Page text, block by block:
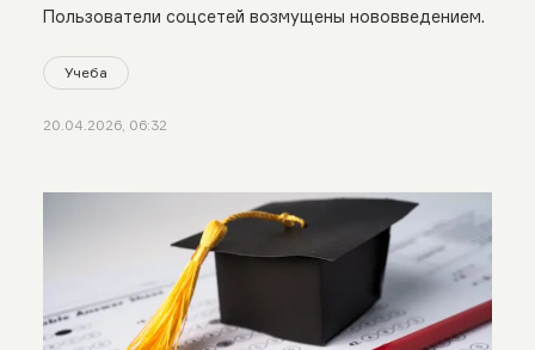
Пользователи соцсетей возмущены нововведением.
Учеба
20.04.2026, 06:32